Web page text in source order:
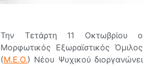
Την Τετάρτη 11 Οκτωβρίου ο
Μορφωτικός Εξωραϊστικός Όμιλος
(Μ.Ε.Ο.) Νέου Ψυχικού διοργανώνει